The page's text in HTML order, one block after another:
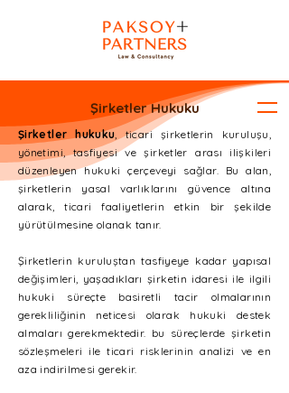
Şirketler Hukuku
Şirketler hukuku, ticari şirketlerin kuruluşu,
yönetimi, tasfiyesi ve şirketler arası ilişkileri
düzenleyen hukuki çerçeveyi sağlar. Bu alan,
şirketlerin yasal varlıklarını güvence altına
alarak, ticari faaliyetlerin etkin bir şekilde
yürütülmesine olanak tanır.
Şirketlerin kuruluştan tasfiyeye kadar yapısal
değişimleri, yaşadıkları şirketin idaresi ile ilgili
hukuki süreçte basiretli tacir olmalarının
gerekliliğinin neticesi olarak hukuki destek
almaları gerekmektedir. bu süreçlerde şirketin
sözleşmeleri ile ticari risklerinin analizi ve en
aza indirilmesi gerekir.